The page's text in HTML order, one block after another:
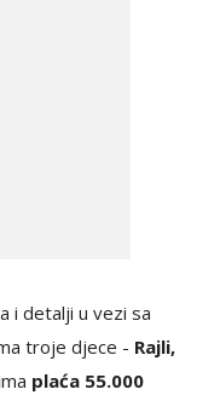
i detalji u vezi sa
troje djece - Rajli,
plaća 55.000